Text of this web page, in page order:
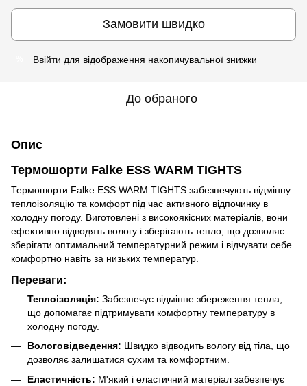
Замовити швидко
Ввійти для відображення накопичувальної знижки
До обраного
Опис
Термошорти Falke ESS WARM TIGHTS
Термошорти Falke ESS WARM TIGHTS забезпечують відмінну
теплоізоляцію та комфорт під час активного відпочинку в
холодну погоду. Виготовлені з високоякісних матеріалів, вони
ефективно відводять вологу і зберігають тепло, що дозволяє
зберігати оптимальний температурний режим і відчувати себе
комфортно навіть за низьких температур.
Переваги:
Теплоізоляція: Забезпечує відмінне збереження тепла,
що допомагає підтримувати комфортну температуру в
холодну погоду.
Вологовідведення: Швидко відводить вологу від тіла, що
дозволяє залишатися сухим та комфортним.
Еластичність: М'який і еластичний матеріал забезпечує